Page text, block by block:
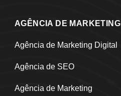
AGÊNCIA DE MARKETING
Agência de Marketing Digital
Agência de SEO
Agência de Marketing